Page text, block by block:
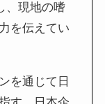
、現地の嗜
を伝えてい
を通じて日